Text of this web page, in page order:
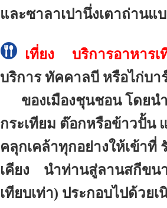
และซาลาเปานึ่งเตาถ่า
เที่ยง บริการอาหารเ
บริการ ทัคคาลบี หรือไก่
ของเมืองชุนชอน โดยน
กระเทียม ต๊อกหรือข้าวปั้
คลุกเคล้าทุกอย่างให้เข้าที่
เคียง นำท่านสู่ลานสกีขน
เทียบเท่า) ประกอบไปด้วย